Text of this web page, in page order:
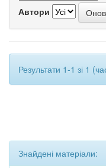
Автори
Результати 1-1 зі 1
Знайдені матеріали: